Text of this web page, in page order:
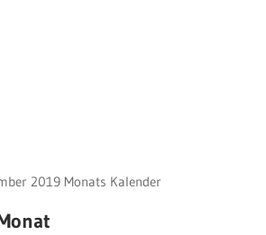
2019 Monats Kalender